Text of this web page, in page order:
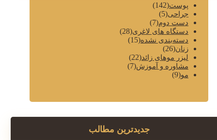
پوست(142)
جراحی(5)
دست دوم(7)
دستگاه های لاغری(28)
دسته‌بندی نشده(15)
زنان(26)
لیزر موهای زائد(22)
مشاوره و آموزش(7)
مو(9)
جدیدترین مطالب